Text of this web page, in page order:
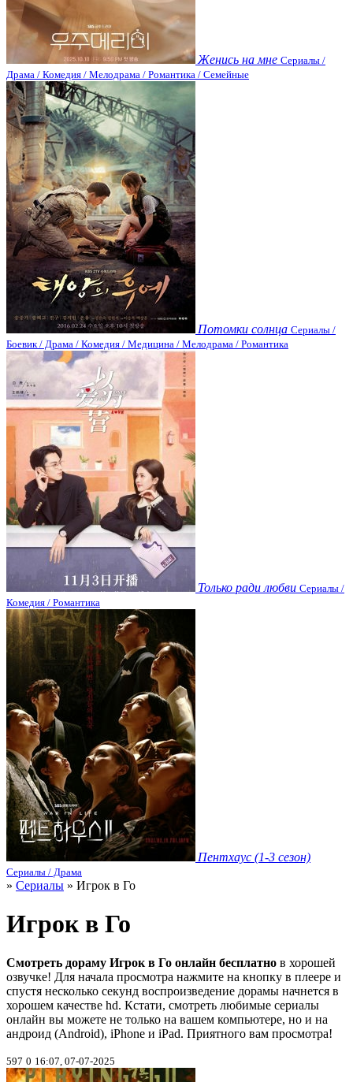
Женись на мне Сериалы /
Драма / Комедия / Мелодрама / Романтика / Семейные
Потомки солнца Сериалы /
Боевик / Драма / Комедия / Медицина / Мелодрама / Романтика
Только ради любви Сериалы /
Комедия / Романтика
Пентхаус (1-3 сезон)
Сериалы / Драма
» Сериалы » Игрок в Го
Игрок в Го
Смотреть дораму Игрок в Го онлайн бесплатно в хорошей
озвучке! Для начала просмотра нажмите на кнопку в плеере и
спустя несколько секунд воспроизведение дорамы начнется в
хорошем качестве hd. Кстати, смотреть любимые сериалы
онлайн вы можете не только на вашем компьютере, но и на
андроид (Android), iPhone и iPad. Приятного вам просмотра!
597 0 16:07, 07-07-2025